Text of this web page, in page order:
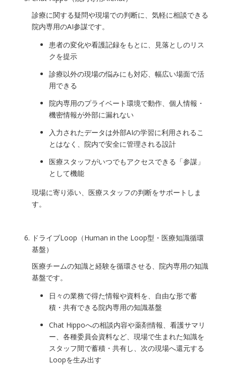
診療に関する疑問や現場での判断に、気軽に相談できる
院内専用のAI参謀です。
患者の変化や看護記録をもとに、見落としのリス
クを提示
診療以外の現場の悩みにも対応、幅広い場面で活
用できる
院内専用のプライベート環境で動作、個人情報・
機密情報が外部に漏れない
入力されたデータは外部AIの学習に利用されるこ
とはなく、院内で安全に管理される設計
医療スタッフがいつでもアクセスできる「参謀」
として機能
現場に寄り添い、医療スタッフの判断をサポートしま
す。
ドライブLoop（Human in the Loop型・医療知識循環
基盤）
医療チームの知識と経験を循環させる、院内専用の知識
基盤です。
日々の業務で得た情報や資料を、自由な形で蓄
積・共有できる院内専用の知識基盤
Chat Hippoへの相談内容や薬剤情報、看護サマリ
ー、各種委員会資料など、現場で生まれた知識を
スタッフ間で蓄積・共有し、次の現場へ還元する
Loopを生み出す